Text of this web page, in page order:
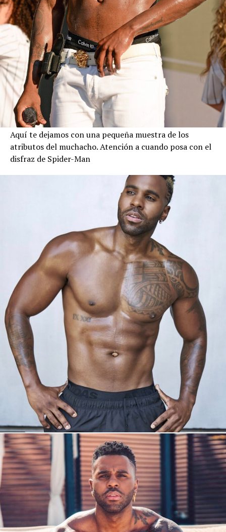
Aquí te dejamos con una pequeña muestra de los
atributos del muchacho. Atención a cuando posa con el
disfraz de Spider-Man